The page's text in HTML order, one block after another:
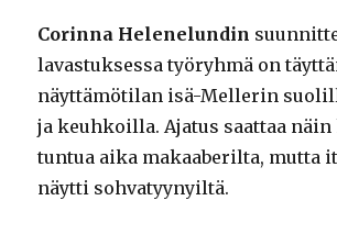
Corinna Helenelundin
lavastuksessa työryhmä on
näyttämötilan isä-Mellerin
ja keuhkoilla. Ajatus saattaa
tuntua aika makaaberilta, mutta
näytti sohvatyynyiltä.